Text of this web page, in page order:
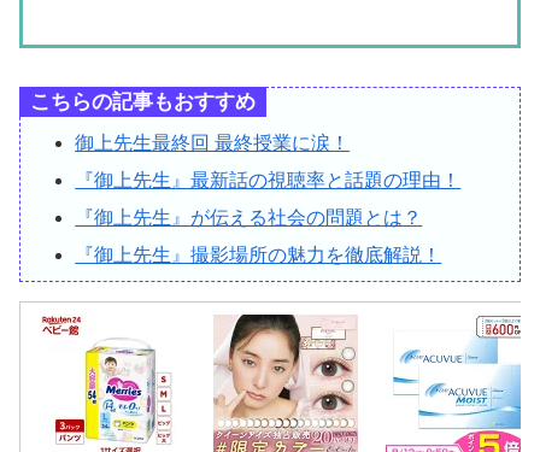
こちらの記事もおすすめ
御上先生最終回 最終授業に涙！
『御上先生』最新話の視聴率と話題の理由！
『御上先生』が伝える社会の問題とは？
『御上先生』撮影場所の魅力を徹底解説！